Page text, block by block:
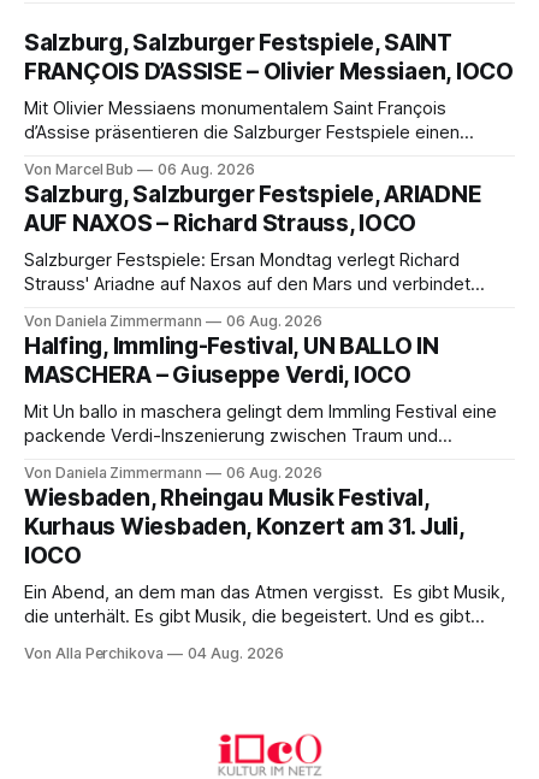
Salzburg, Salzburger Festspiele, SAINT
FRANÇOIS D’ASSISE – Olivier Messiaen, IOCO
Mit Olivier Messiaens monumentalem Saint François
d’Assise präsentieren die Salzburger Festspiele einen
eine bildgewaltige Inszenierung, Maxime Pascal entfaltet
die komplexe Partitur eindrucksvoll, Philippe Sly berührt als
Franziskus.
Von Marcel Bub 06 Aug. 2026
Salzburg, Salzburger Festspiele, ARIADNE
AUF NAXOS – Richard Strauss, IOCO
Salzburger Festspiele: Ersan Mondtag verlegt Richard
Strauss' Ariadne auf Naxos auf den Mars und verbindet
Aufführung mit starken Solisten und den Wiener
Philharmonikern, szenisch bleibt der zweite Akt jedoch
hinter den Erwartungen zurück.
Von Daniela Zimmermann 06 Aug. 2026
Halfing, Immling-Festival, UN BALLO IN
MASCHERA – Giuseppe Verdi, IOCO
Mit Un ballo in maschera gelingt dem Immling Festival eine
packende Verdi-Inszenierung zwischen Traum und
psychologische Tiefe mit starken Bildern, getragen von
einem spielfreudigen Ensemble und einer musikalisch
überzeugenden Gesamtleistung.
Von Daniela Zimmermann 06 Aug. 2026
Wiesbaden, Rheingau Musik Festival,
Kurhaus Wiesbaden, Konzert am 31. Juli,
IOCO
Ein Abend, an dem man das Atmen vergisst. Es gibt Musik,
die unterhält. Es gibt Musik, die begeistert. Und es gibt
Genau so war der Abend im Kurhaus Wiesbaden, an dem
Von Alla Perchikova 04 Aug. 2026